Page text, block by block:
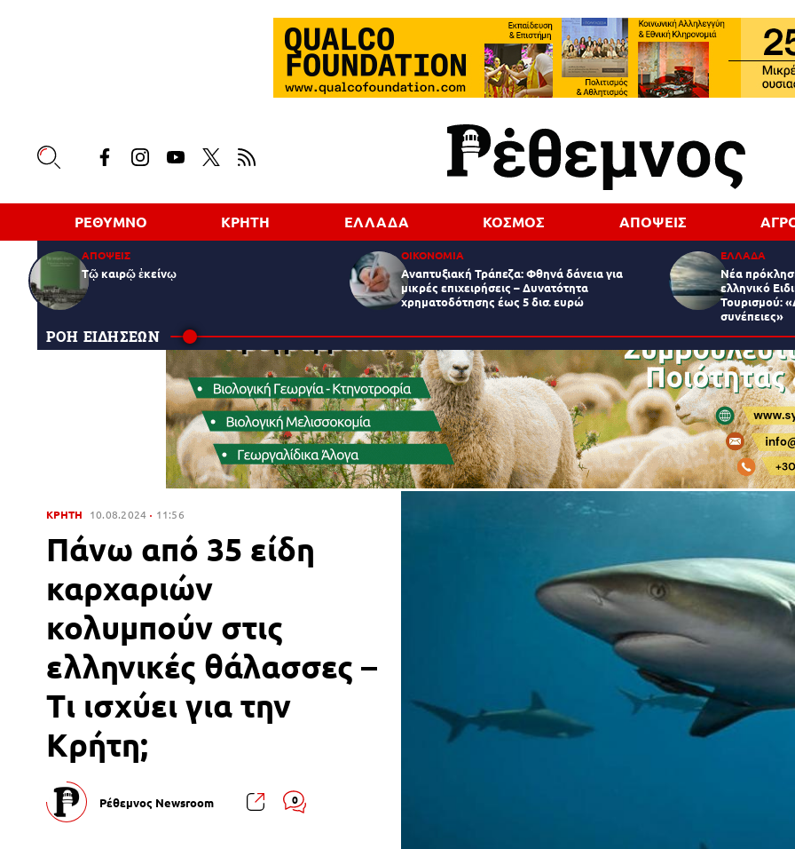
ΡΕΘΥΜΝΟ ΚΡΗΤΗ ΕΛΛΑΔΑ ΚΟΣΜΟΣ ΑΠΟΨΕΙΣ
ΑΠΟΨΕΙΣ
Τῷ καιρῷ ἐκείνῳ
ΟΙΚΟΝΟΜΙΑ
Αναπτυξιακή Τράπεζα: Φθηνά δάνεια για
μικρές επιχειρήσεις – Δυνατότητα
χρηματοδότησης έως 5 δισ. ευρώ
ΕΛΛΑΔΑ
Νέα
ελληνικό
Τουρισμού:
συνέπειες»
ΡΟΗ ΕΙΔΗΣΕΩΝ
ΚΡΗΤΗ 10.08.2024 11:56
Πάνω από 35 είδη
καρχαριών
κολυμπούν στις
ελληνικές θάλασσες –
Τι ισχύει για την
Κρήτη;
Ρέθεμνος Newsroom 0